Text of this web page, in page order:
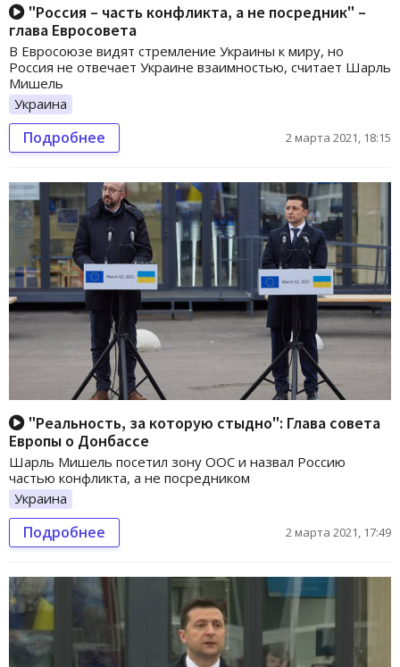
"Россия – часть конфликта, а не посредник" –
глава Евросовета
В Евросоюзе видят стремление Украины к миру, но
Россия не отвечает Украине взаимностью, считает Шарль
Мишель
Украина
Подробнее 2 марта 2021, 18:15
"Реальность, за которую стыдно": Глава совета
Европы о Донбассе
Шарль Мишель посетил зону ООС и назвал Россию
частью конфликта, а не посредником
Украина
Подробнее 2 марта 2021, 17:49